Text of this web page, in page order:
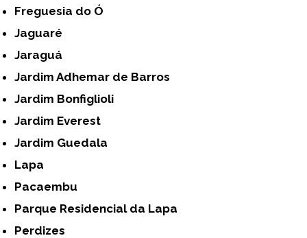
Freguesia do Ó
Jaguaré
Jaraguá
Jardim Adhemar de Barros
Jardim Bonfiglioli
Jardim Everest
Jardim Guedala
Lapa
Pacaembu
Parque Residencial da Lapa
Perdizes